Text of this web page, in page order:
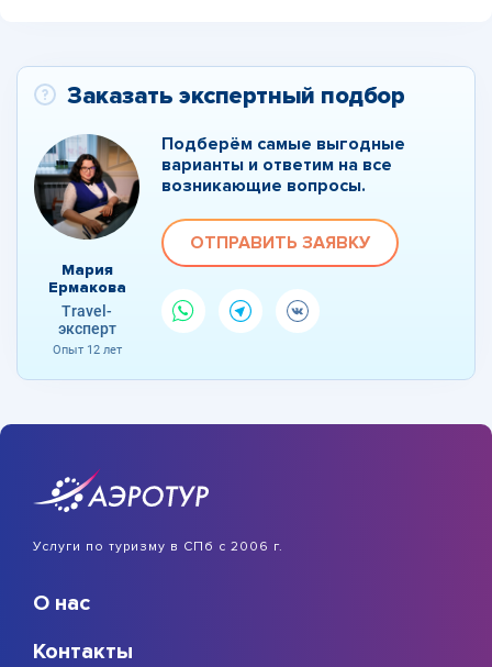
Заказать экспертный подбор
Мария
Ермакова
Travel-
эксперт
Опыт 12 лет
Подберём самые выгодные
варианты и ответим на все
возникающие вопросы.
ОТПРАВИТЬ ЗАЯВКУ
Услуги по туризму в СПб с 2006 г.
О нас
Контакты